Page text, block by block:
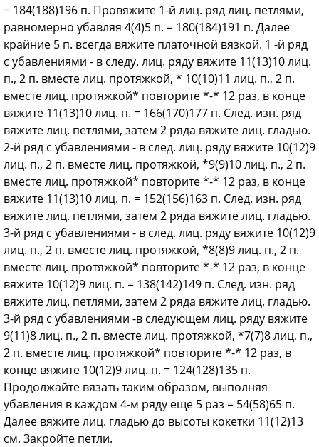
= 184(188)196 п. Провяжите 1-й лиц. ряд лиц. петлями,
равномерно убавляя 4(4)5 п. = 180(184)191 п. Далее
крайние 5 п. всегда вяжите платочной вязкой. 1 -й ряд
с убавлениями - в следу. лиц. ряду вяжите 11(13)10 лиц.
п., 2 п. вместе лиц. протяжкой, * 10(10)11 лиц. п., 2 п.
вместе лиц. протяжкой* повторите *-* 12 раз, в конце
вяжите 11(13)10 лиц. п. = 166(170)177 п. След. изн. ряд
вяжите лиц. петлями, затем 2 ряда вяжите лиц. гладью.
2-й ряд с убавлениями - в след. лиц. ряду вяжите 10(12)9
лиц. п., 2 п. вместе лиц. протяжкой, *9(9)10 лиц. п., 2 п.
вместе лиц. протяжкой* повторите *-* 12 раз, в конце
вяжите 11(13)10 лиц. п. = 152(156)163 п. След. изн. ряд
вяжите лиц. петлями, затем 2 ряда вяжите лиц. гладью.
3-й ряд с убавлениями - в след. лиц. ряду вяжите 10(12)9
лиц. п., 2 п. вместе лиц. протяжкой, *8(8)9 лиц. п., 2 п.
вместе лиц. протяжкой* повторите *-* 12 раз, в конце
вяжите 10(12)9 лиц. п. = 138(142)149 п. След. изн. ряд
вяжите лиц. петлями, затем 2 ряда вяжите лиц. гладью.
3-й ряд с убавлениями -в следующем лиц. ряду вяжите
9(11)8 лиц. п., 2 п. вместе лиц. протяжкой, *7(7)8 лиц. п.,
2 п. вместе лиц. протяжкой* повторите *-* 12 раз, в
конце вяжите 10(12)9 лиц. п. = 124(128)135 п.
Продолжайте вязать таким образом, выполняя
убавления в каждом 4-м ряду еще 5 раз = 54(58)65 п.
Далее вяжите лиц. гладью до высоты кокетки 11(12)13
см. Закройте петли.